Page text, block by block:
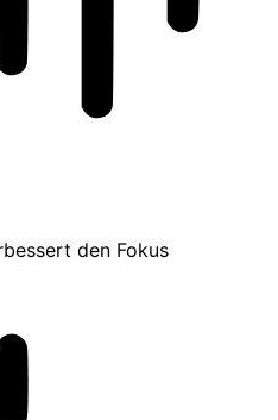
den Fokus